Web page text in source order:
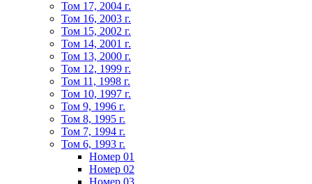
Том 17, 2004 г.
Том 16, 2003 г.
Том 15, 2002 г.
Том 14, 2001 г.
Том 13, 2000 г.
Том 12, 1999 г.
Том 11, 1998 г.
Том 10, 1997 г.
Том 9, 1996 г.
Том 8, 1995 г.
Том 7, 1994 г.
Том 6, 1993 г.
Номер 01
Номер 02
Номер 03